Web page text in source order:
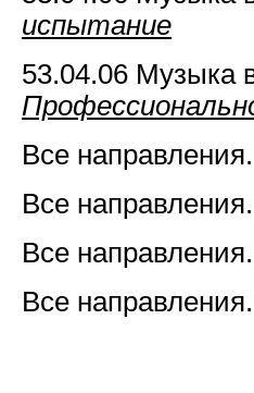
испытание
53.04.06 Музыка
Все направления.
Все направления.
Все направления.
Все направления.